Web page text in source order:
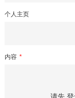
个人主页
内容 *